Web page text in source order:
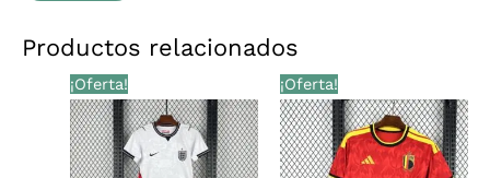
Productos relacionados
¡Oferta!
El
precio
original
era:
€39,00.
precio
actual
es:
€33,99.
¡Oferta!
El
precio
original
era:
€28,00.
precio
actual
es:
€25,99.